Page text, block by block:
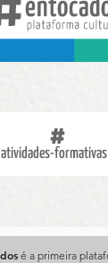
atividades-formativas
é a primeira